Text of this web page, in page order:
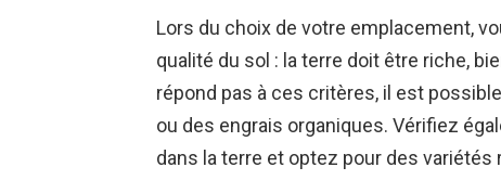
Lors du choix de votre emplacement,
qualité du sol : la terre doit être riche,
répond pas à ces critères, il est
ou des engrais organiques. Vérifiez
dans la terre et optez pour des variétés